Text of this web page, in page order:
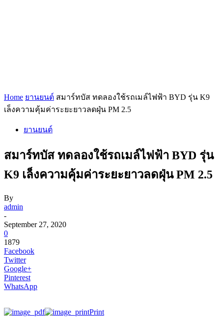
Home ยานยนต์ สมาร์ทบัส ทดลองใช้รถเมล์ไฟฟ้า BYD รุ่น K9
เล็งความคุ้มค่าระยะยาวลดฝุ่น PM 2.5
ยานยนต์
สมาร์ทบัส ทดลองใช้รถเมล์ไฟฟ้า BYD รุ่น
K9 เล็งความคุ้มค่าระยะยาวลดฝุ่น PM 2.5
By
admin
-
September 27, 2020
0
1879
Facebook
Twitter
Google+
Pinterest
WhatsApp
Print